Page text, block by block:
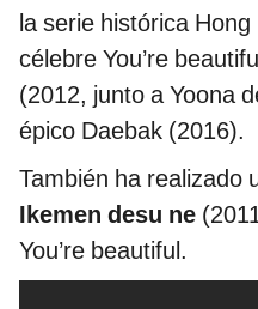
la serie histórica
célebre You’re
(2012, junto a Yoona
épico Daebak (2016).
También ha realizado
Ikemen desu ne
You’re beautiful.